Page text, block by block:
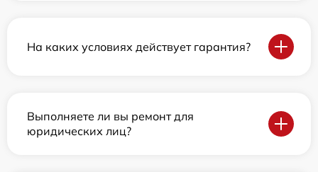
На каких условиях действует гарантия?
Выполняете ли вы ремонт для
юридических лиц?